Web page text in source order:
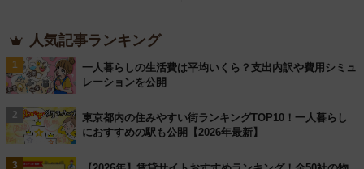
人気記事ランキング
1
一人暮らしの生活費は平均いくら？支出内訳や費用シミュ
レーションを公開
2
東京都内の住みやすい街ランキングTOP10！一人暮らし
におすすめの駅も公開【2026年最新】
3